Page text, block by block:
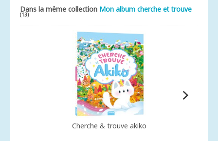
Dans la même collection Mon album cherche et trouve
(13)
Cherche & trouve akiko